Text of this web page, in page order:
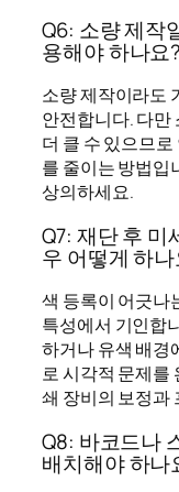
Q6: 소량 제작
용해야 하나요?
소량 제작이라도
안전합니다. 다만
더 클 수 있으므
를 줄이는 방법입
상의하세요.
Q7: 재단 후 미
우 어떻게 하
색 등록이 어긋나
특성에서 기인합
하거나 유색 배경
로 시각적 문제를
쇄 장비의 보정과
Q8: 바코드나
배치해야 하나